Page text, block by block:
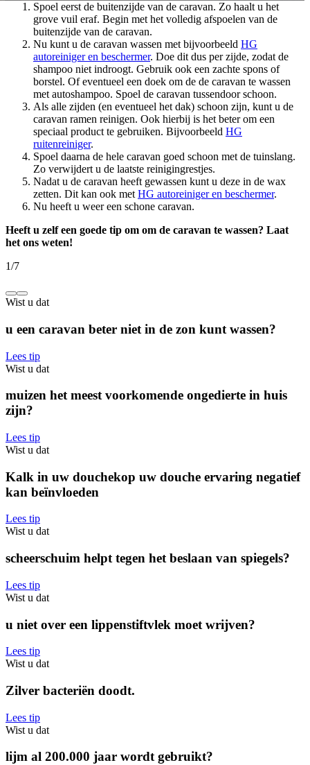
Spoel eerst de buitenzijde van de caravan. Zo haalt u het
grove vuil eraf. Begin met het volledig afspoelen van de
buitenzijde van de caravan.
Nu kunt u de caravan wassen met bijvoorbeeld HG
autoreiniger en beschermer. Doe dit dus per zijde, zodat de
shampoo niet indroogt. Gebruik ook een zachte spons of
borstel. Of eventueel een doek om de de caravan te wassen
met autoshampoo. Spoel de caravan tussendoor schoon.
Als alle zijden (en eventueel het dak) schoon zijn, kunt u de
caravan ramen reinigen. Ook hierbij is het beter om een
speciaal product te gebruiken. Bijvoorbeeld HG
ruitenreiniger.
Spoel daarna de hele caravan goed schoon met de tuinslang.
Zo verwijdert u de laatste reinigingrestjes.
Nadat u de caravan heeft gewassen kunt u deze in de wax
zetten. Dit kan ook met HG autoreiniger en beschermer.
Nu heeft u weer een schone caravan.
Heeft u zelf een goede tip om om de caravan te wassen? Laat
het ons weten!
1/7
Wist u dat
u een caravan beter niet in de zon kunt wassen?
Lees tip
Wist u dat
muizen het meest voorkomende ongedierte in huis
zijn?
Lees tip
Wist u dat
Kalk in uw douchekop uw douche ervaring negatief
kan beïnvloeden
Lees tip
Wist u dat
scheerschuim helpt tegen het beslaan van spiegels?
Lees tip
Wist u dat
u niet over een lippenstiftvlek moet wrijven?
Lees tip
Wist u dat
Zilver bacteriën doodt.
Lees tip
Wist u dat
lijm al 200.000 jaar wordt gebruikt?